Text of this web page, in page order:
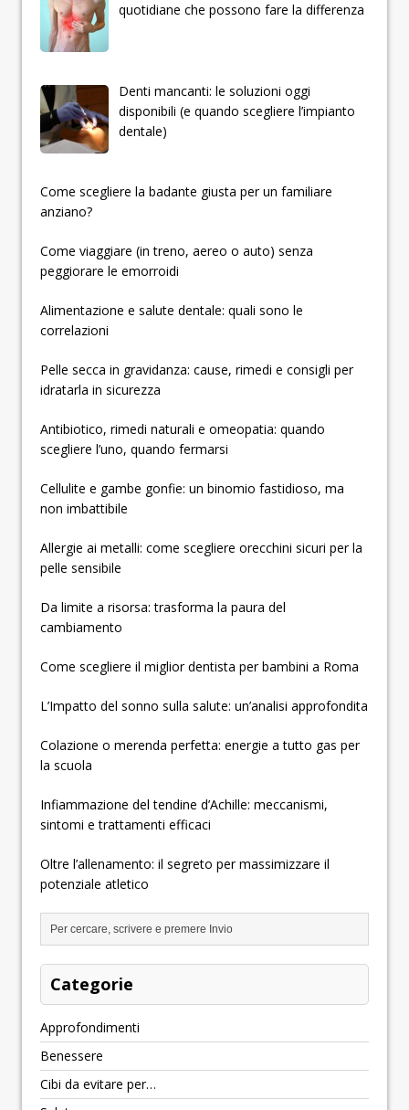
quotidiane che possono fare la differenza
Denti mancanti: le soluzioni oggi
disponibili (e quando scegliere l’impianto
dentale)
­­­­­Come scegliere la badante giusta per un familiare
anziano?
Come viaggiare (in treno, aereo o auto) senza
peggiorare le emorroidi
Alimentazione e salute dentale: quali sono le
correlazioni
Pelle secca in gravidanza: cause, rimedi e consigli per
idratarla in sicurezza
Antibiotico, rimedi naturali e omeopatia: quando
scegliere l’uno, quando fermarsi
Cellulite e gambe gonfie: un binomio fastidioso, ma
non imbattibile
Allergie ai metalli: come scegliere orecchini sicuri per la
pelle sensibile
Da limite a risorsa: trasforma la paura del
cambiamento
Come scegliere il miglior dentista per bambini a Roma
L’Impatto del sonno sulla salute: un’analisi approfondita
Colazione o merenda perfetta: energie a tutto gas per
la scuola
Infiammazione del tendine d’Achille: meccanismi,
sintomi e trattamenti efficaci
Oltre l’allenamento: il segreto per massimizzare il
potenziale atletico
Categorie
Approfondimenti
Benessere
Cibi da evitare per…